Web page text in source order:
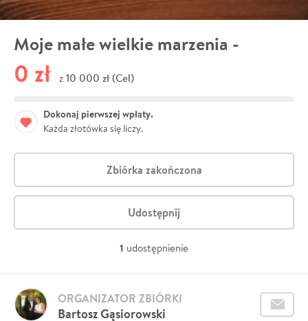
Moje małe wielkie marzenia -
0 zł z 10 000 zł (Cel)
Dokonaj pierwszej wpłaty.
Każda złotówka się liczy.
Zbiórka zakończona
Udostępnij
1 udostępnienie
Bartosz Gąsiorowski
ORGANIZATOR ZBIÓRKI